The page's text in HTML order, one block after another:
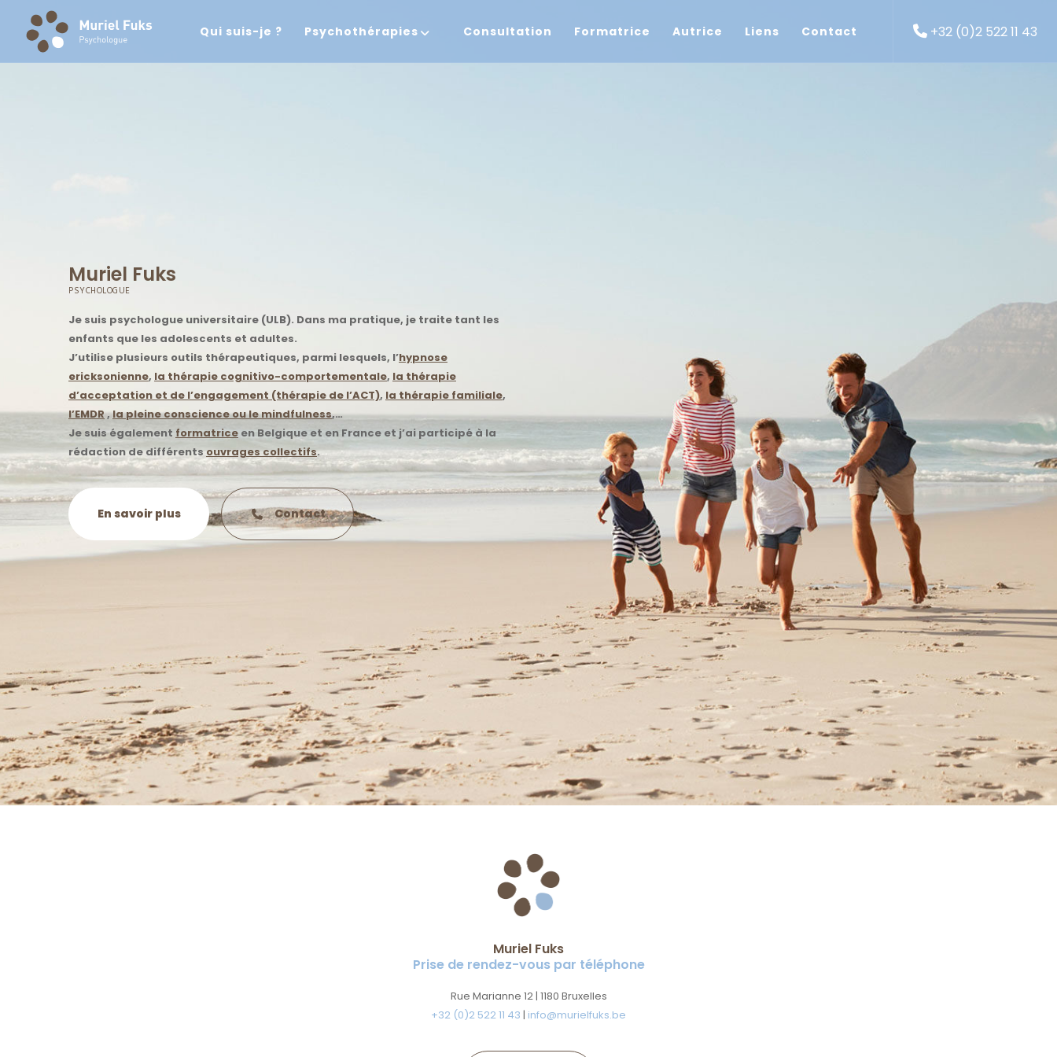
+32 (0)2 522 11 43
Qui suis-je ? Psychothérapies Consultation Formatrice Autrice Liens Contact
Muriel Fuks
PSYCHOLOGUE
Je suis psychologue universitaire (ULB). Dans ma pratique, je traite tant les
enfants que les adolescents et adultes.
J’utilise plusieurs outils thérapeutiques, parmi lesquels, l’hypnose
ericksonienne, la thérapie cognitivo-comportementale, la thérapie
d’acceptation et de l’engagement (thérapie de l’ACT), la thérapie familiale,
l’EMDR,la pleine conscience ou le mindfulness,…
Je suis également formatrice en Belgique et en France et j’ai participé à la
rédaction de différentsouvrages collectifs.
En savoir plus Contact
Muriel Fuks
Prise de rendez-vous par téléphone
Rue Marianne 12 | 1180 Bruxelles
+32 (0)2 522 11 43 | info@murielfuks.be